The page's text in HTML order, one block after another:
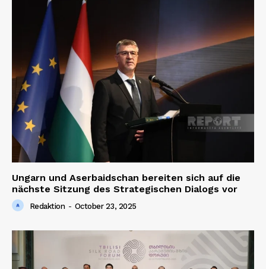
Ungarn und Aserbaidschan bereiten sich auf die
nächste Sitzung des Strategischen Dialogs vor
Redaktion - October 23, 2025